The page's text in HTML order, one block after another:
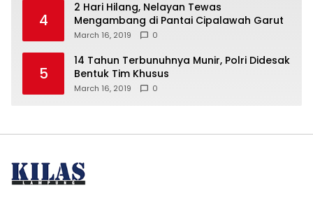
4
2 Hari Hilang, Nelayan Tewas
Mengambang di Pantai Cipalawah Garut
March 16, 2019 0
5
14 Tahun Terbunuhnya Munir, Polri Didesak
Bentuk Tim Khusus
March 16, 2019 0